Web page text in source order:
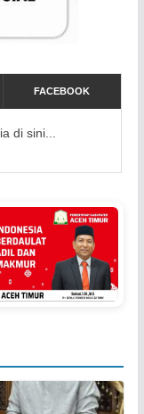
FACEBOOK
di sini...